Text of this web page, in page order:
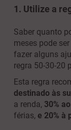
1. Utilize a
Saber quanto
meses pode
fazer alguns
regra 50-30-20
Esta regra
destinado às
a renda, 30%
férias, e 20% à